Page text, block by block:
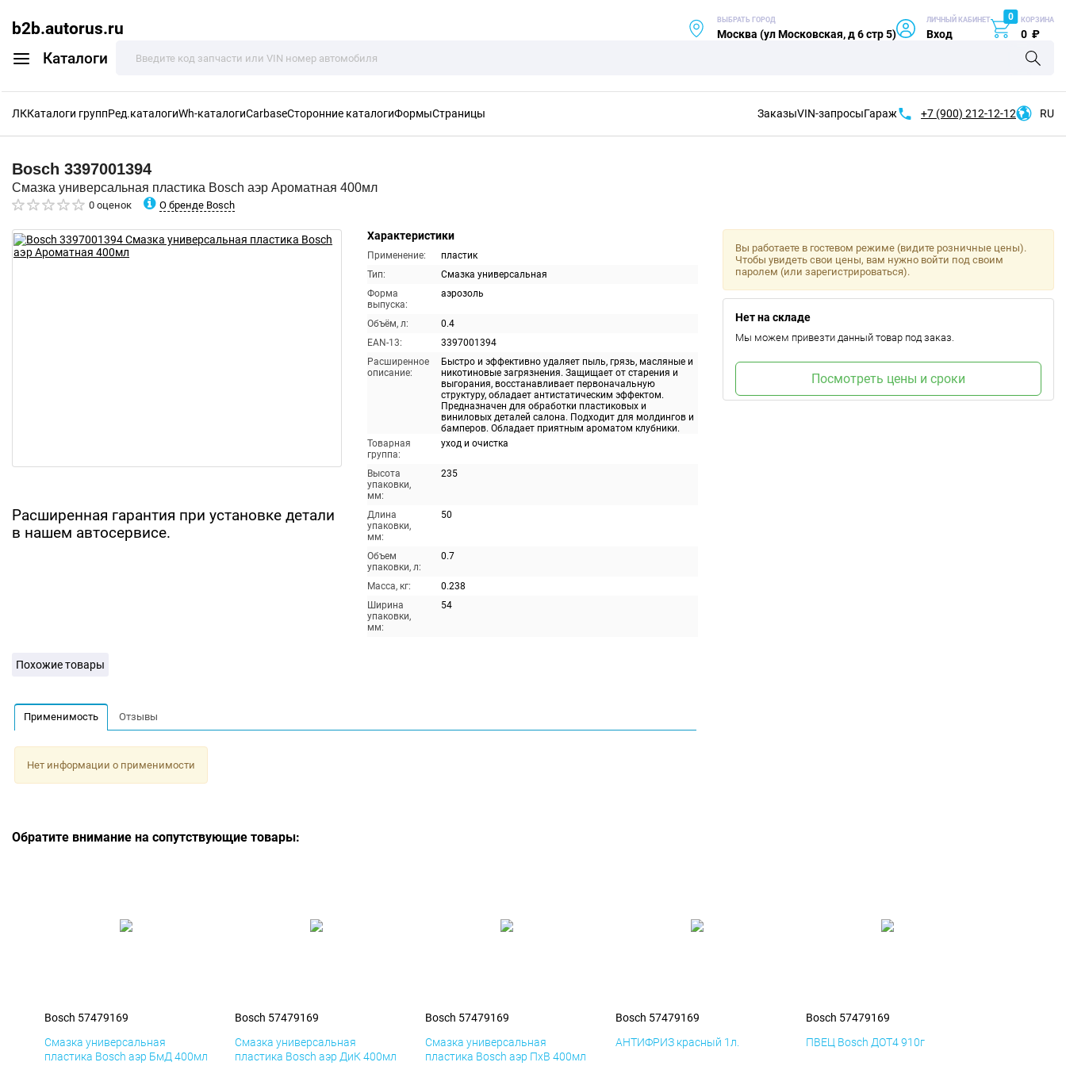
b2b.autorus.ru
Каталоги
ВЫБРАТЬ ГОРОД
Москва (ул Московская, д 6 стр 5)
ЛИЧНЫЙ КАБИНЕТ
Вход
0 КОРЗИНА
0 ₽
ЛККаталоги группРед.каталогиWh-каталогиCarbaseСторонние каталогиФормыСтраницы ЗаказыVIN-запросыГараж +7 (900) 212-12-12 RU
Bosch 3397001394
Смазка универсальная пластика Bosch аэр Ароматная 400мл
0 оценок О бренде Bosch
Расширенная гарантия при установке детали
в нашем автосервисе.
Характеристики
Применение:
пластик
Тип:
Смазка универсальная
Форма
выпуска:
аэрозоль
Объём, л:
0.4
EAN-13:
3397001394
Расширенное
описание:
Быстро и эффективно удаляет пыль, грязь, масляные и
никотиновые загрязнения. Защищает от старения и
выгорания, восстанавливает первоначальную
структуру, обладает антистатическим эффектом.
Предназначен для обработки пластиковых и
виниловых деталей салона. Подходит для молдингов и
бамперов. Обладает приятным ароматом клубники.
Товарная
группа:
уход и очистка
Высота
упаковки,
мм:
235
Длина
упаковки,
мм:
50
Объем
упаковки, л:
0.7
Масса, кг:
0.238
Ширина
упаковки,
мм:
54
Вы работаете в гостевом режиме (видите розничные цены).
Чтобы увидеть свои цены, вам нужно войти под своим
паролем (или зарегистрироваться).
Нет на складе
Мы можем привезти данный товар под заказ.
Посмотреть цены и сроки
Похожие товары
Применимость Отзывы
Нет информации о применимости
Обратите внимание на сопутствующие товары:
Bosch 57479169
Смазка универсальная
пластика Bosch аэр БмД 400мл
Bosch 57479169
Смазка универсальная
пластика Bosch аэр ДиК 400мл
Bosch 57479169
Смазка универсальная
пластика Bosch аэр ПхВ 400мл
Bosch 57479169
АНТИФРИЗ красный 1л.
Bosch 57479169
ПВЕЦ Bosch ДОТ4 910г